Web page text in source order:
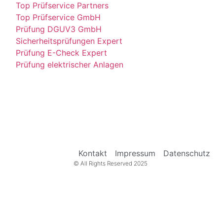
Top Prüfservice Partners
Top Prüfservice GmbH
Prüfung DGUV3 GmbH
Sicherheitsprüfungen Expert
Prüfung E-Check Expert
Prüfung elektrischer Anlagen
Kontakt Impressum Datenschutz
© All Rights Reserved 2025